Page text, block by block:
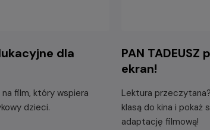
dla
film, który wspiera
dzieci.
PAN
ekran!
Lektura
klasą do kina i pokaż
adaptację filmową!